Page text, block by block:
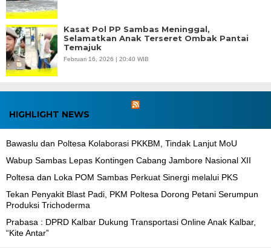
Kasat Pol PP Sambas Meninggal,
Selamatkan Anak Terseret Ombak Pantai
Temajuk
Februari 16, 2026 | 20:40 WIB
HIGHLIGHT NEWS
Bawaslu dan Poltesa Kolaborasi PKKBM, Tindak Lanjut MoU
Wabup Sambas Lepas Kontingen Cabang Jambore Nasional XII
Poltesa dan Loka POM Sambas Perkuat Sinergi melalui PKS
Tekan Penyakit Blast Padi, PKM Poltesa Dorong Petani Serumpun
Produksi Trichoderma
Prabasa : DPRD Kalbar Dukung Transportasi Online Anak Kalbar,
“Kite Antar”